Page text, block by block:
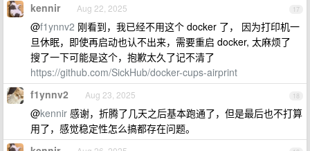
17
kennir Aug 22, 2025
@f1ynnv2 刚看到，我已经不用这个 docker 了， 因为打印机一
旦休眠，即使再启动也认不出来，需要重启 docker, 太麻烦了
搜了一下可能是这个，抱歉太久了记不清了
https://github.com/SickHub/docker-cups-airprint
18
f1ynnv2 Aug 23, 2025
@kennir 感谢，折腾了几天之后基本跑通了，但是最后也不打算
用了，感觉稳定性怎么搞都存在问题。